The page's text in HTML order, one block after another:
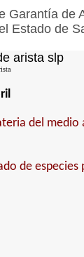
Garantía de
Estado de
arista slp
del medio
de